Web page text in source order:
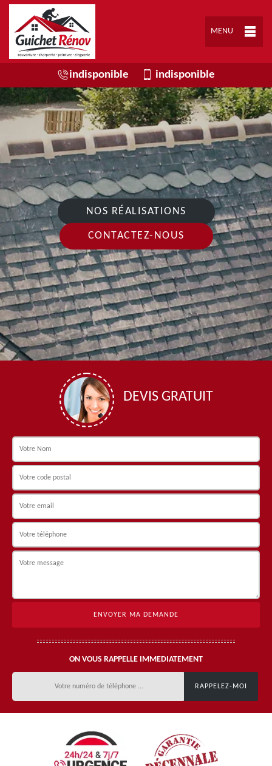
MENU
indisponible indisponible
NOS RÉALISATIONS
CONTACTEZ-NOUS
DEVIS GRATUIT
ON VOUS RAPPELLE IMMEDIATEMENT